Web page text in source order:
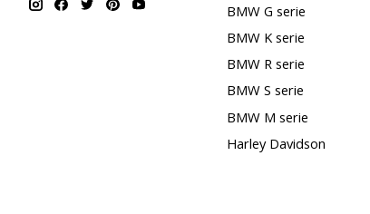
BMW G serie
BMW K serie
BMW R serie
BMW S serie
BMW M serie
Harley Davidson